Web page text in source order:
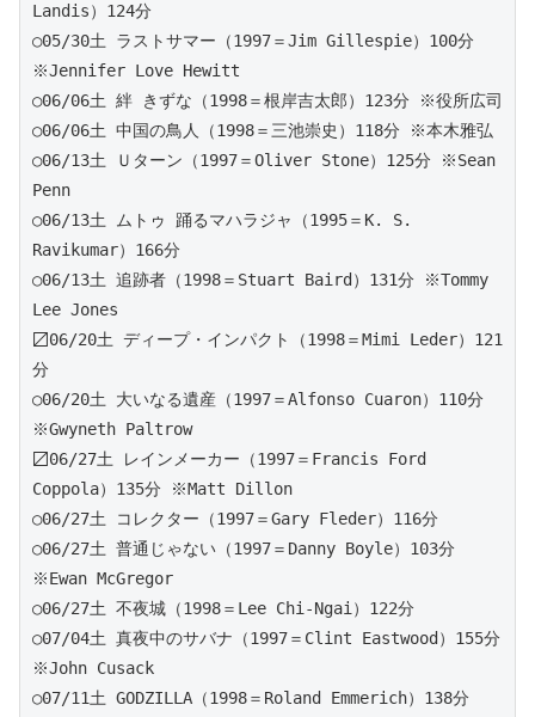
Landis）124分
○05/30土 ラストサマー（1997＝Jim Gillespie）100分
※Jennifer Love Hewitt
○06/06土 絆 きずな（1998＝根岸吉太郎）123分 ※役所広司
○06/06土 中国の鳥人（1998＝三池崇史）118分 ※本木雅弘
○06/13土 Ｕターン（1997＝Oliver Stone）125分 ※Sean
Penn
○06/13土 ムトゥ 踊るマハラジャ（1995＝K. S.
Ravikumar）166分
○06/13土 追跡者（1998＝Stuart Baird）131分 ※Tommy
Lee Jones
〼06/20土 ディープ・インパクト（1998＝Mimi Leder）121
分
○06/20土 大いなる遺産（1997＝Alfonso Cuaron）110分
※Gwyneth Paltrow
〼06/27土 レインメーカー（1997＝Francis Ford
Coppola）135分 ※Matt Dillon
○06/27土 コレクター（1997＝Gary Fleder）116分
○06/27土 普通じゃない（1997＝Danny Boyle）103分
※Ewan McGregor
○06/27土 不夜城（1998＝Lee Chi-Ngai）122分
○07/04土 真夜中のサバナ（1997＝Clint Eastwood）155分
※John Cusack
○07/11土 GODZILLA（1998＝Roland Emmerich）138分